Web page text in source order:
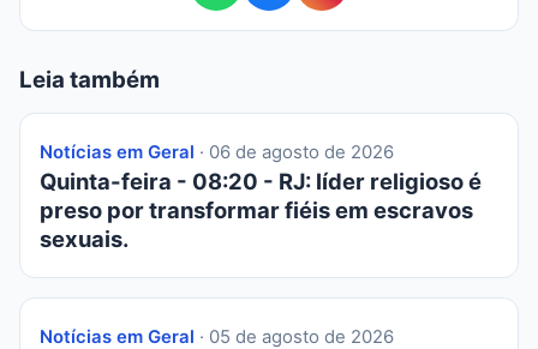
Leia também
Notícias em Geral · 06 de agosto de 2026
Quinta-feira - 08:20 - RJ: líder religioso é
preso por transformar fiéis em escravos
sexuais.
Notícias em Geral · 05 de agosto de 2026